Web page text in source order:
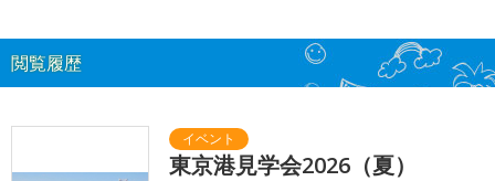
閲覧履歴
東京港見学会2026（夏）